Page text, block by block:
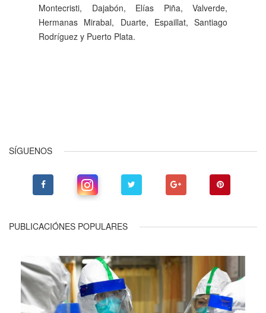
Montecristi, Dajabón, Elías Piña, Valverde,
Hermanas Mirabal, Duarte, Espaillat, Santiago
Rodríguez y Puerto Plata.
SÍGUENOS
PUBLICACIÓNES POPULARES